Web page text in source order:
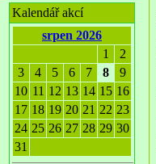
Kalendář akcí
srpen 2026
1
2
3
4 5 6 7 8
9
10 11 12 13 14 15 16
17 18 19 20 21 22 23
24 25 26 27 28 29 30
31